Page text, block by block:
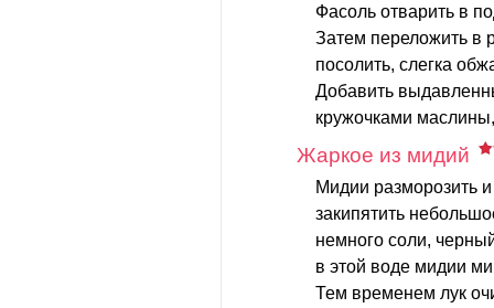
Фасоль отварить в
Затем переложить в
посолить, слегка
Добавить
кружочками
Жаркое из мидий
Мидии разморозить
закипятить
немного соли,
в этой воде мидии
Тем временем лук